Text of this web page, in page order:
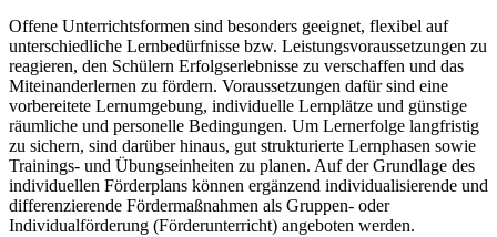
Offene Unterrichtsformen sind besonders geeignet, flexibel auf
unterschiedliche Lernbedürfnisse bzw. Leistungsvoraussetzungen zu
reagieren, den Schülern Erfolgserlebnisse zu verschaffen und das
Miteinanderlernen zu fördern. Voraussetzungen dafür sind eine
vorbereitete Lernumgebung, individuelle Lernplätze und günstige
räumliche und personelle Bedingungen. Um Lernerfolge langfristig
zu sichern, sind darüber hinaus, gut strukturierte Lernphasen sowie
Trainings- und Übungseinheiten zu planen. Auf der Grundlage des
individuellen Förderplans können ergänzend individualisierende und
differenzierende Fördermaßnahmen als Gruppen- oder
Individualförderung (Förderunterricht) angeboten werden.